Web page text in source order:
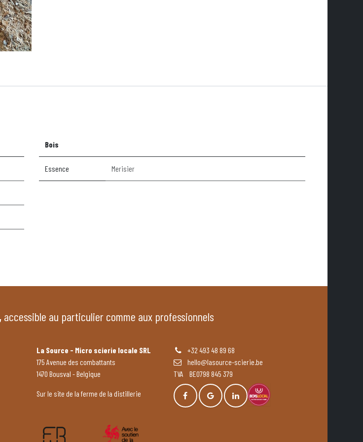
Bois
Essence Merisier
accessible au particulier comme aux professionnels
La Source - Micro scierie locale SRL
175 Avenue des combattants
1470 Bousval - Belgique
Sur le site de la ferme de la distillerie
+32 493 48 89 68
hello@lasource-scierie.be
TVA BE0798 845 379